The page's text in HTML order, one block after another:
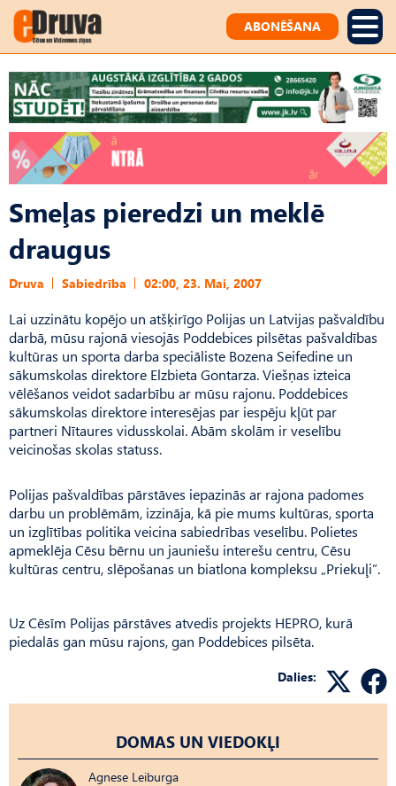
ABONĒŠANA
Smeļas pieredzi un meklē
draugus
Druva Sabiedrība 02:00, 23. Mai, 2007
Lai uzzinātu kopējo un atšķirīgo Polijas un Latvijas pašvaldību
darbā, mūsu rajonā viesojās Poddebices pilsētas pašvaldības
kultūras un sporta darba speciāliste Bozena Seifedine un
sākumskolas direktore Elzbieta Gontarza. Viešņas izteica
vēlēšanos veidot sadarbību ar mūsu rajonu. Poddebices
sākumskolas direktore interesējas par iespēju kļūt par
partneri Nītaures vidusskolai. Abām skolām ir veselību
veicinošas skolas statuss.
Polijas pašvaldības pārstāves iepazinās ar rajona padomes
darbu un problēmām, izzināja, kā pie mums kultūras, sporta
un izglītības politika veicina sabiedrības veselību. Polietes
apmeklēja Cēsu bērnu un jauniešu interešu centru, Cēsu
kultūras centru, slēpošanas un biatlona kompleksu „Priekuļi”.
Uz Cēsīm Polijas pārstāves atvedis projekts HEPRO, kurā
piedalās gan mūsu rajons, gan Poddebices pilsēta.
Dalies:
DOMAS UN VIEDOKĻI
Agnese Leiburga